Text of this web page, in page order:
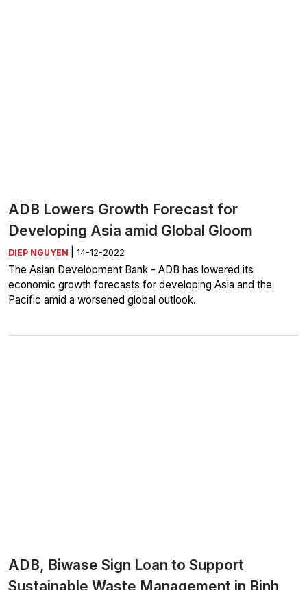
ADB Lowers Growth Forecast for
Developing Asia amid Global Gloom
DIEP NGUYEN 14-12-2022
The Asian Development Bank - ADB has lowered its
economic growth forecasts for developing Asia and the
Pacific amid a worsened global outlook.
ADB, Biwase Sign Loan to Support
Sustainable Waste Management in Binh